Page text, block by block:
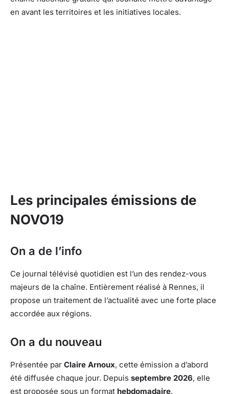
en avant les territoires et les initiatives locales.
Les principales émissions de
NOVO19
On a de l’info
Ce journal télévisé quotidien est l’un des rendez-vous
majeurs de la chaîne. Entièrement réalisé à Rennes, il
propose un traitement de l’actualité avec une forte place
accordée aux régions.
On a du nouveau
Présentée par Claire Arnoux, cette émission a d’abord
été diffusée chaque jour. Depuis septembre 2026, elle
est proposée sous un format hebdomadaire.